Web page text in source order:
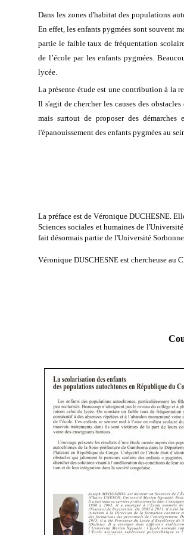
Dans les zones d'habitat des populations
En effet, les enfants pygmées sont souvent
partie le faible taux de fréquentation
de l’école par les enfants pygmées.
lycée.
La présente étude est une contribution à la
Il s'agit de chercher les causes des
mais surtout de proposer des
l'épanouissement des enfants pygmées au
La préface est de Véronique DUCHESNE.
Sciences sociales et humaines de
fait désormais partie de l'Université
Véronique DUSCHESNE est chercheuse au